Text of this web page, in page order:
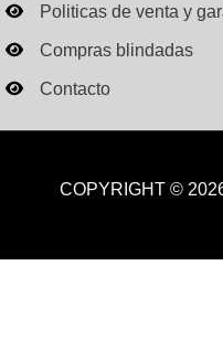
Politicas de venta y
Compras blindadas
Contacto
COPYRIGHT ©